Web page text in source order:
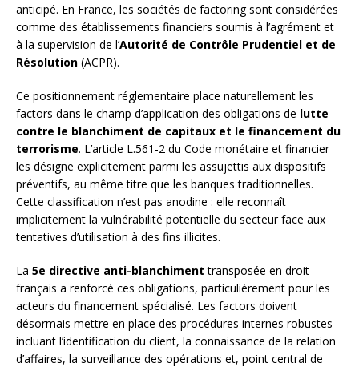
anticipé. En France, les sociétés de factoring sont considérées
comme des établissements financiers soumis à l’agrément et
à la supervision de l’Autorité de Contrôle Prudentiel et de
Résolution (ACPR).
Ce positionnement réglementaire place naturellement les
factors dans le champ d’application des obligations de lutte
contre le blanchiment de capitaux et le financement du
terrorisme. L’article L.561-2 du Code monétaire et financier
les désigne explicitement parmi les assujettis aux dispositifs
préventifs, au même titre que les banques traditionnelles.
Cette classification n’est pas anodine : elle reconnaît
implicitement la vulnérabilité potentielle du secteur face aux
tentatives d’utilisation à des fins illicites.
La 5e directive anti-blanchiment transposée en droit
français a renforcé ces obligations, particulièrement pour les
acteurs du financement spécialisé. Les factors doivent
désormais mettre en place des procédures internes robustes
incluant l’identification du client, la connaissance de la relation
d’affaires, la surveillance des opérations et, point central de